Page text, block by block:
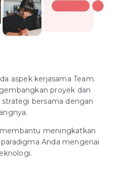
aspek kerjasama Team.
proyek dan
bersama dengan
meningkatkan
Anda mengenai